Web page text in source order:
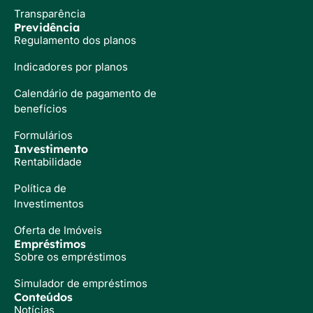
Transparência
Previdência
Regulamento dos planos
Indicadores por planos
Calendário de pagamento de
benefícios
Formulários
Investimento
Rentabilidade
Política de
Investimentos
Oferta de Imóveis
Empréstimos
Sobre os empréstimos
Simulador de empréstimos
Conteúdos
Notícias